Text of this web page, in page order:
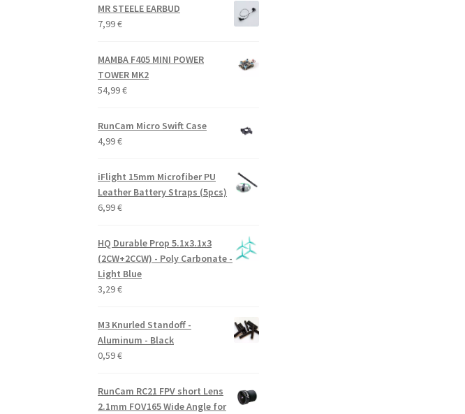
MR STEELE EARBUD
7,99€
MAMBA F405 MINI POWER
TOWER MK2
54,99€
RunCam Micro Swift Case
4,99€
iFlight 15mm Microfiber PU
Leather Battery Straps (5pcs)
6,99€
HQ Durable Prop 5.1x3.1x3
(2CW+2CCW) - Poly Carbonate -
Light Blue
3,29€
M3 Knurled Standoff -
Aluminum - Black
0,59€
RunCam RC21 FPV short Lens
2.1mm FOV165 Wide Angle for